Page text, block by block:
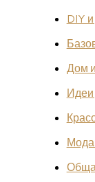
DIY
Дом
Идеи
Мода